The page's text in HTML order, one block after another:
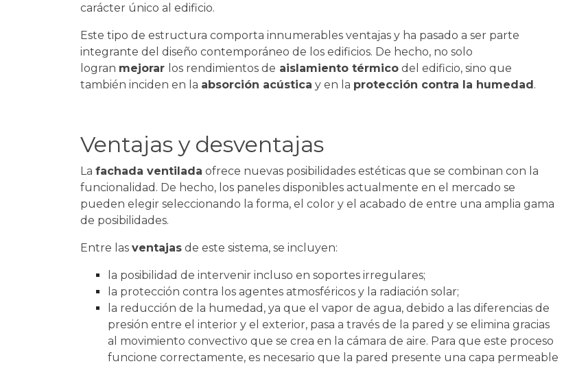
carácter único al edificio.
Este tipo de estructura comporta innumerables ventajas y ha pasado a ser parte
integrante del diseño contemporáneo de los edificios. De hecho, no solo
logran mejorar los rendimientos de aislamiento térmico del edificio, sino que
también inciden en la absorción acústica y en la protección contra la humedad.
Ventajas y desventajas
La fachada ventilada ofrece nuevas posibilidades estéticas que se combinan con la
funcionalidad. De hecho, los paneles disponibles actualmente en el mercado se
pueden elegir seleccionando la forma, el color y el acabado de entre una amplia gama
de posibilidades.
Entre las ventajas de este sistema, se incluyen:
la posibilidad de intervenir incluso en soportes irregulares;
la protección contra los agentes atmosféricos y la radiación solar;
la reducción de la humedad, ya que el vapor de agua, debido a las diferencias de
presión entre el interior y el exterior, pasa a través de la pared y se elimina gracias
al movimiento convectivo que se crea en la cámara de aire. Para que este proceso
funcione correctamente, es necesario que la pared presente una capa permeable